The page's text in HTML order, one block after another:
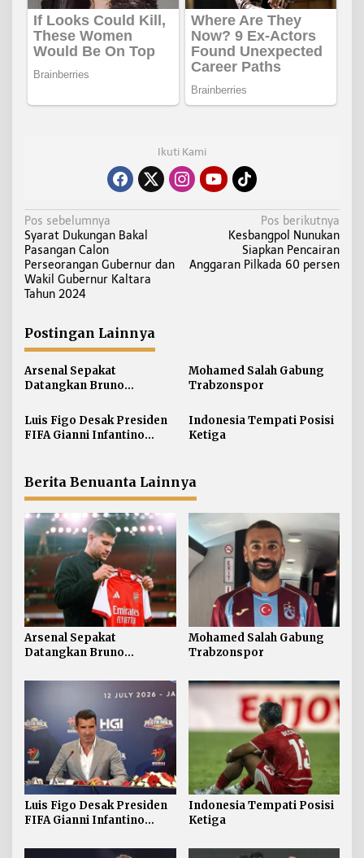
Ikuti Kami
N
a
v
i
g
s
i
p
s
Pos sebelumnya
Syarat Dukungan Bakal
Pasangan Calon
Perseorangan Gubernur dan
Wakil Gubernur Kaltara
Tahun 2024
Pos berikutnya
Kesbangpol Nunukan
Siapkan Pencairan
Anggaran Pilkada 60 persen
Postingan Lainnya
Arsenal Sepakat
Datangkan Bruno
Mohamed Salah Gabung
Trabzonspor
Luis Figo Desak Presiden
FIFA Gianni Infantino
Indonesia Tempati Posisi
Ketiga
Berita Benuanta Lainnya
Arsenal Sepakat
Datangkan Bruno
Mohamed Salah Gabung
Trabzonspor
Luis Figo Desak Presiden
FIFA Gianni Infantino
Indonesia Tempati Posisi
Ketiga